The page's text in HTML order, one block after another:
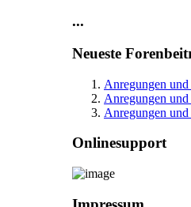
...
Neueste
Anregungen
Anregungen
Anregungen
Onlinesupport